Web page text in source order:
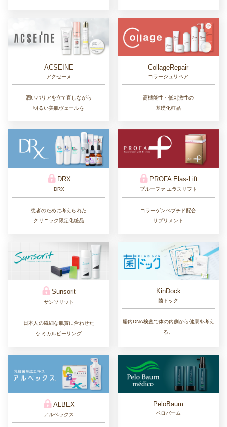
ACSEINE
アクセーヌ
潤いバリアを立て直しながら
明るい美肌ヴェールを
CollageRepair
コラージュリペア
高機能性・低刺激性の
基礎化粧品
DRX
DRX
患者のために考えられた
クリニック限定化粧品
PROFA Elas-Lift
プルーファ エラスリフト
コラーゲンペプチド配合
サプリメント
Sunsorit
サンソリット
日本人の繊細な肌質に合わせた
ケミカルピーリング
KinDock
菌ドック
腸内DNA検査で体の内側から健康を考え
る。
ALBEX
アルベックス
PeloBaum
ペロバーム